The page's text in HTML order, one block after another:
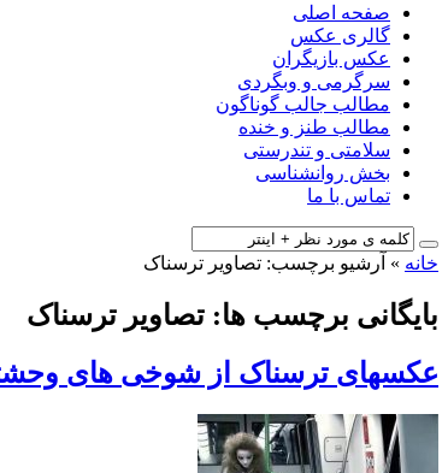
صفحه اصلی
گالری عکس
عکس بازیگران
سرگرمی و وبگردی
مطالب جالب گوناگون
مطالب طنز و خنده
سلامتی و تندرستی
بخش روانشناسی
تماس با ما
خانه » آرشیو برچسب: تصاویر ترسناک
بایگانی برچسب ها: تصاویر ترسناک
عکسهای ترسناک از شوخی های